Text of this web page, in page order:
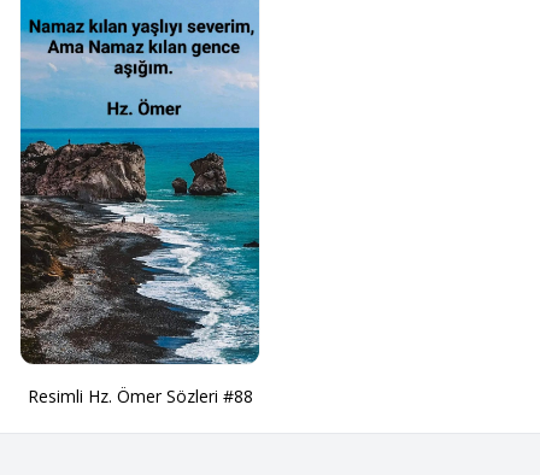
Resimli Hz. Ömer Sözleri #88